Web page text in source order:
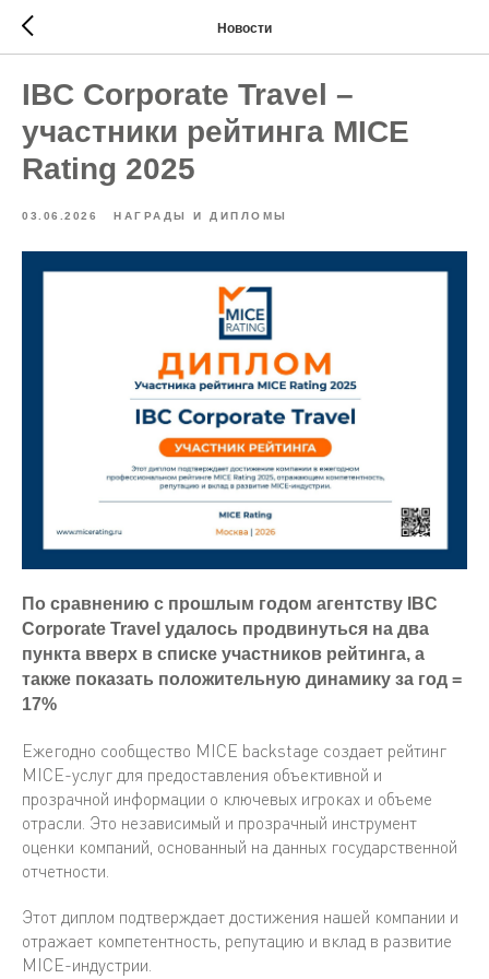
Новости
IBC Corporate Travel –
участники рейтинга MICE
Rating 2025
03.06.2026 НАГРАДЫ И ДИПЛОМЫ
По сравнению с прошлым годом агентству IBC
Corporate Travel удалось продвинуться на два
пункта вверх в списке участников рейтинга, а
также показать положительную динамику за год =
17%
Ежегодно сообщество MICE backstage создает рейтинг
MICE-услуг для предоставления объективной и
прозрачной информации о ключевых игроках и объеме
отрасли. Это независимый и прозрачный инструмент
оценки компаний, основанный на данных государственной
отчетности.
Этот диплом подтверждает достижения нашей компании и
отражает компетентность, репутацию и вклад в развитие
MICE-индустрии.